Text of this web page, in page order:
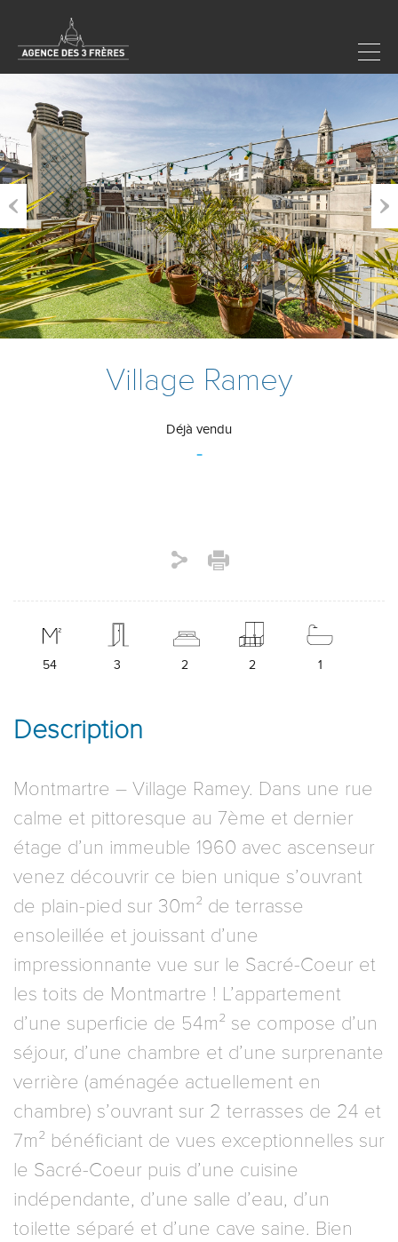
Previous Next
Village Ramey
Déjà vendu
-
54 3 2 2 1
Description
Montmartre – Village Ramey. Dans une rue
calme et pittoresque au 7ème et dernier
étage d’un immeuble 1960 avec ascenseur
venez découvrir ce bien unique s’ouvrant
de plain-pied sur 30m² de terrasse
ensoleillée et jouissant d’une
impressionnante vue sur le Sacré-Coeur et
les toits de Montmartre ! L’appartement
d’une superficie de 54m² se compose d’un
séjour, d’une chambre et d’une surprenante
verrière (aménagée actuellement en
chambre) s’ouvrant sur 2 terrasses de 24 et
7m² bénéficiant de vues exceptionnelles sur
le Sacré-Coeur puis d’une cuisine
indépendante, d’une salle d’eau, d’un
toilette séparé et d’une cave saine. Bien